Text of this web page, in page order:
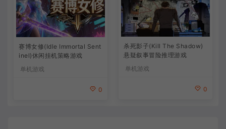
赛博女修(Idle Immortal Sent
inel)休闲挂机策略游戏
单机游戏
0
杀死影子(Kill The Shadow)
悬疑叙事冒险推理游戏
单机游戏
0